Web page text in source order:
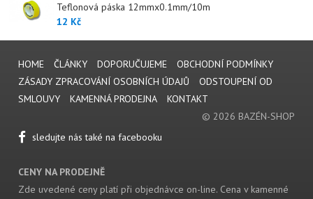
Teflonová páska 12mmx0.1mm/10m
12 Kč
HOME ČLÁNKY DOPORUČUJEME
OBCHODNÍ PODMÍNKY
ZÁSADY ZPRACOVÁNÍ OSOBNÍCH ÚDAJŮ
ODSTOUPENÍ OD
SMLOUVY
KAMENNÁ PRODEJNA
KONTAKT
© 2026 BAZÉN-SHOP
sledujte nás také na facebooku
CENY NA PRODEJNĚ
Zde uvedené ceny platí při objednávce on-line. Cena v kamenné